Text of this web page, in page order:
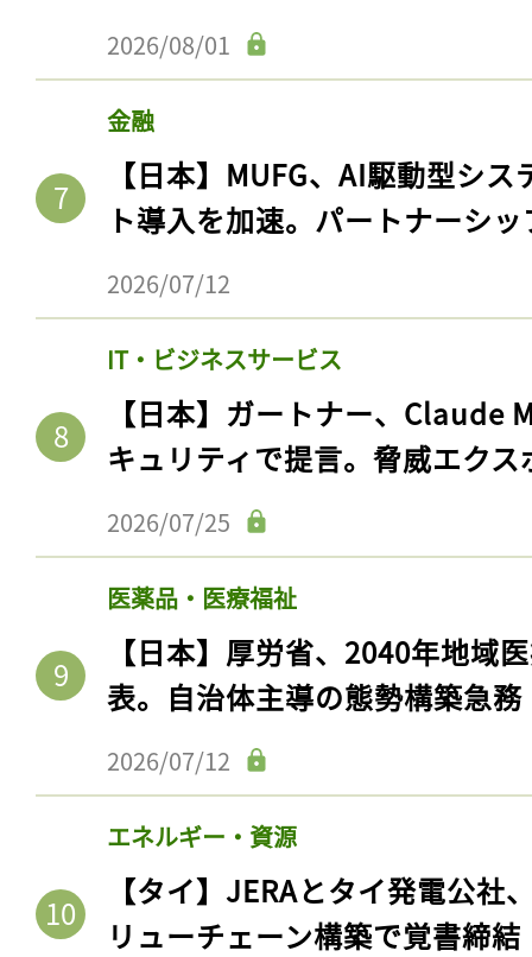
2026/08/01
金融
【日本】MUFG、AI駆動型シ
ト導入を加速。パートナーシ
2026/07/12
IT・ビジネスサービス
【日本】ガートナー、Claude
キュリティで提言。脅威エク
2026/07/25
医薬品・医療福祉
【日本】厚労省、2040年地域
表。自治体主導の態勢構築急務
2026/07/12
エネルギー・資源
【タイ】JERAとタイ発電公社
リューチェーン構築で覚書締結